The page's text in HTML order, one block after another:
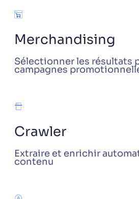
Merchandising
Sélectionner les résultats
campagnes
Crawler
Extraire et enrichir
contenu